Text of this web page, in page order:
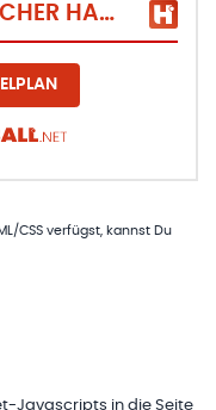
BADEN-WÜRTTEMBERGISCHER HANDBALL-VERBAND - MÄNNER-VERBANDSLIGA STAFFEL 1
CSS verfügst, kannst Du
Javascripts in die Seite